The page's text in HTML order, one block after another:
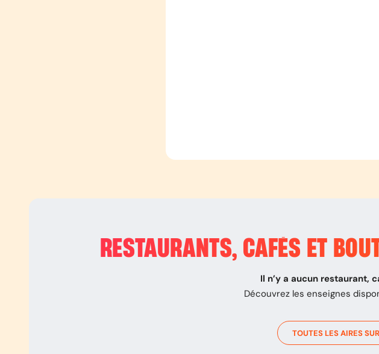
RESTAURANTS, CAFÉS ET
Il n’y a aucun restaurant,
Découvrez les enseignes
TOUTES LES AIRES